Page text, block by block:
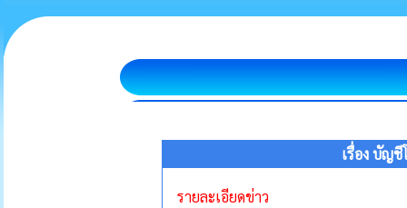
เรื่อง บัญ
รายละเอียดข่าว